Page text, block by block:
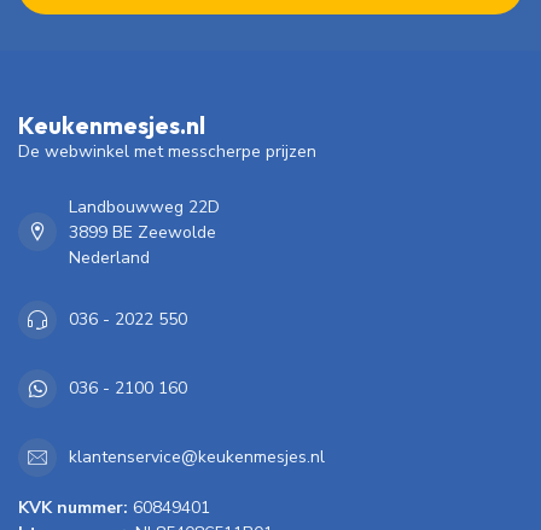
Keukenmesjes.nl
De webwinkel met messcherpe prijzen
Landbouwweg 22D
3899 BE Zeewolde
Nederland
036 - 2022 550
036 - 2100 160
klantenservice@keukenmesjes.nl
KVK nummer: 60849401